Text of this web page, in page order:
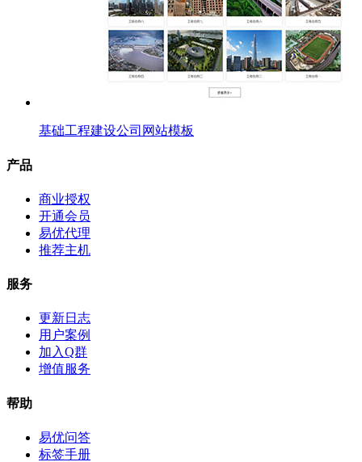
基础工程建设公司网站模板
产品
商业授权
开通会员
易优代理
推荐主机
服务
更新日志
用户案例
加入Q群
增值服务
帮助
易优问答
标签手册